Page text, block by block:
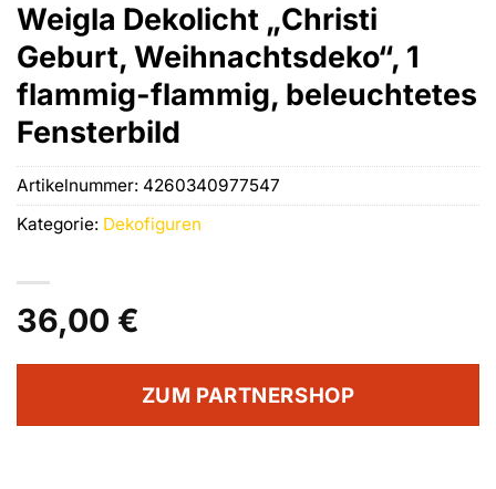
Weigla Dekolicht „Christi
Geburt, Weihnachtsdeko“, 1
flammig-flammig, beleuchtetes
Fensterbild
36,00 €
ZUM PARTNERSHOP
Artikelnummer: 4260340977547
Kategorie: Dekofiguren